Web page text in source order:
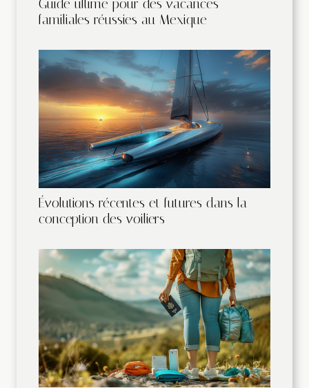
Guide ultime pour des vacances
familiales réussies au Mexique
Évolutions récentes et futures dans la
conception des voiliers